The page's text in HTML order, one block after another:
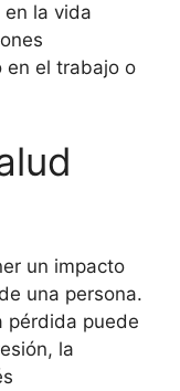
la vida
en el trabajo o
un impacto
una persona.
pérdida puede
la